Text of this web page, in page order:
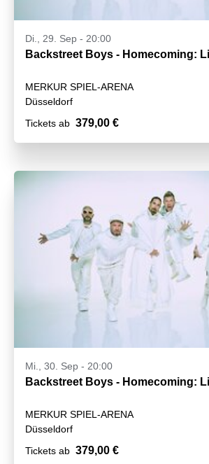
Di., 29. Sep - 20:00
Backstreet Boys - Homecoming:
MERKUR SPIEL-ARENA
Düsseldorf
Tickets ab 379,00 €
Mi., 30. Sep - 20:00
Backstreet Boys - Homecoming:
MERKUR SPIEL-ARENA
Düsseldorf
Tickets ab 379,00 €